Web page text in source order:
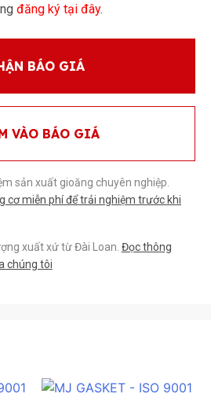
đăng ký tại đây.
BÁO GIÁ
VÀO BÁO GIÁ
sản xuất gioăng chuyên nghiệp.
cơ miễn phí để trải nghiệm trước khi
xuất xứ từ Đài Loan. Đọc thông
chúng tôi